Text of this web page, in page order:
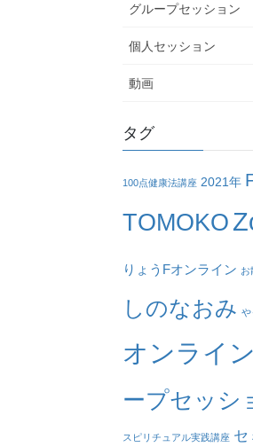
グループセッション
個人セッション
動画
タグ
100点健康法講座 2021年
TOMOKO
りょうFオンライン お
しのなおみ や
オンライン
ープセッシ
スピリチュアル実践講座 セ